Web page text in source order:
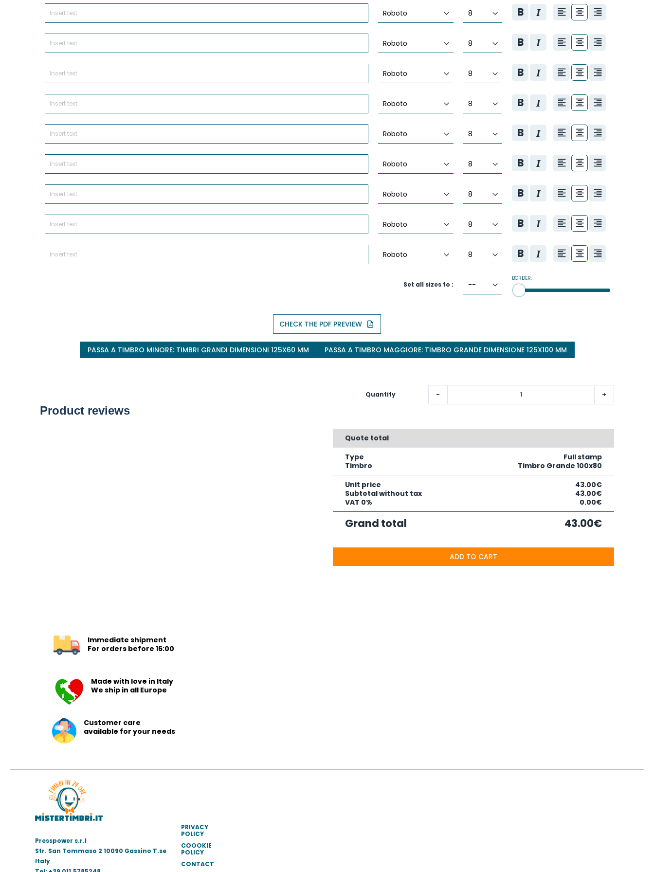
Set all sizes to :
BORDER:
CHECK THE PDF PREVIEW
PASSA A TIMBRO MINORE: TIMBRI GRANDI DIMENSIONI 125X60 MM PASSA A TIMBRO MAGGIORE: TIMBRO GRANDE DIMENSIONE 125X100 MM
Product reviews
Quantity - +
Quote total
Type
Full stamp
Timbro
Timbro Grande 100x80
Unit price
43.00€
Subtotal without tax
43.00€
VAT 0%
0.00€
Grand total 43.00€
ADD TO CART
Immediate shipment
For orders before 16:00
Made with love in Italy
We ship in all Europe
Customer care
available for your needs
Presspower s.r.l
Str. San Tommaso 2 10090 Gassino T.se
Italy
PRIVACY
POLICY
COOOKIE
POLICY
CONTACT